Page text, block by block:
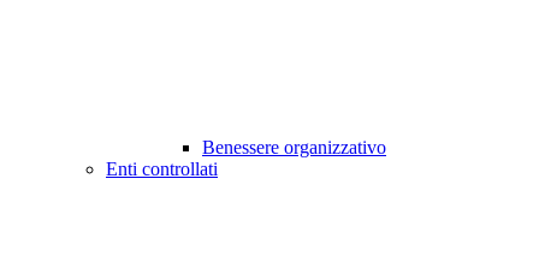
Benessere organizzativo
Enti controllati